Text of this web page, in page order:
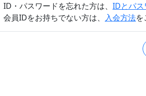
ID・パスワードを忘れた方は、 IDとパ
会員IDをお持ちでない方は、 入会方法